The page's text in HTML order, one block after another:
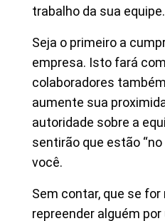
trabalho da sua equipe.
Seja o primeiro a
empresa. Isto fará
colaboradores
aumente sua
autoridade sobre a
sentirão que estão
você.
Sem contar, que se
repreender alguém